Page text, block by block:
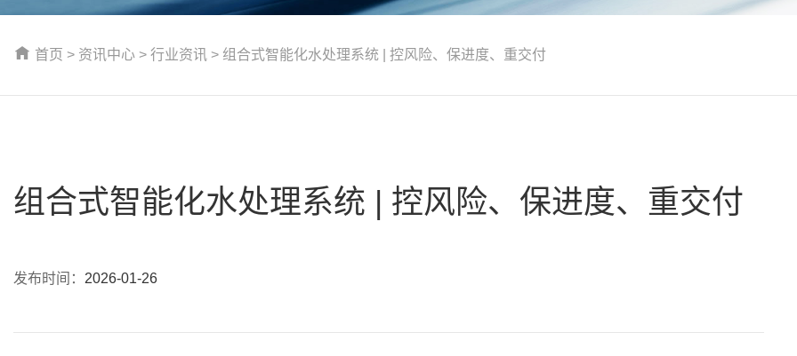
首页 > 资讯中心 > 行业资讯 > 组合式智能化水处理系统 | 控风险、保进度、重交付
组合式智能化水处理系统 | 控风险、保进度、重交付
发布时间： 2026-01-26